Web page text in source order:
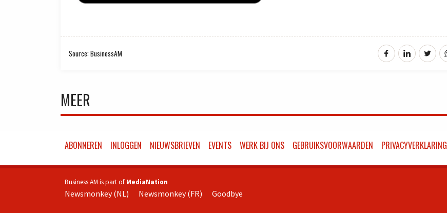
Source: BusinessAM
MEER
ABONNEREN INLOGGEN NIEUWSBRIEVEN EVENTS WERK BIJ ONS GEBRUIKSVOORWAARDEN PRIVACYVERKLARING
Business AM is part of MediaNation
Newsmonkey (NL) Newsmonkey (FR) Goodbye